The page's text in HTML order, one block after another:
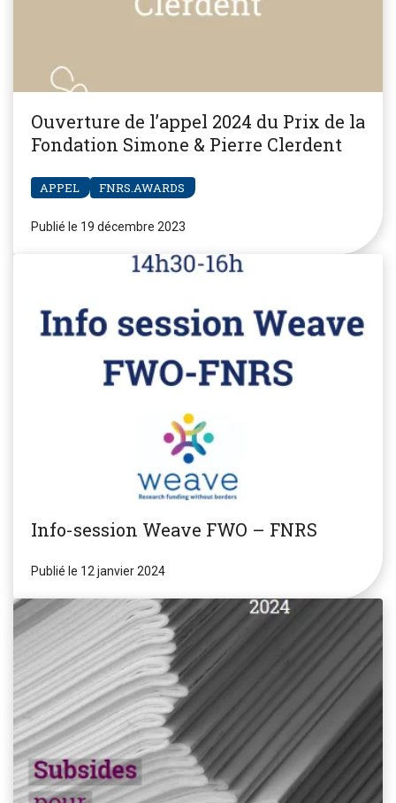
Ouverture de l’appel 2024 du Prix de la
Fondation Simone & Pierre Clerdent
APPEL FNRS.AWARDS
Publié le 19 décembre 2023
Info-session Weave FWO – FNRS
Publié le 12 janvier 2024